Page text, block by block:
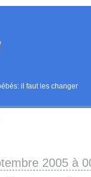
il faut les changer
2005 à